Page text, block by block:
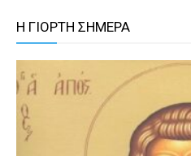
Η ΓΙΟΡΤΗ ΣΗΜΕΡΑ